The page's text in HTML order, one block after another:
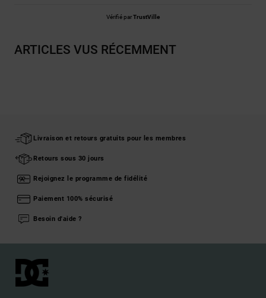
Vérifié parTrustVille
ARTICLES VUS RÉCEMMENT
Livraison et retours gratuits pour les membres
Retours sous 30 jours
Rejoignez le programme de fidélité
Paiement 100% sécurisé
Besoin d'aide ?